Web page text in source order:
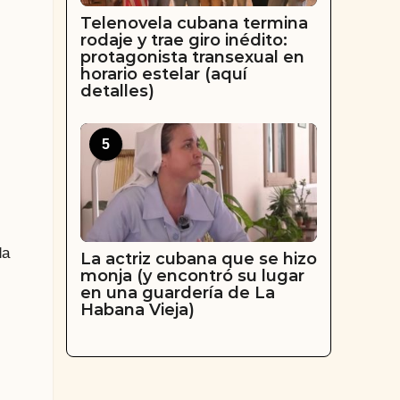
Telenovela cubana termina
rodaje y trae giro inédito:
protagonista transexual en
horario estelar (aquí
detalles)
5
La actriz cubana que se hizo
monja (y encontró su lugar
en una guardería de La
Habana Vieja)